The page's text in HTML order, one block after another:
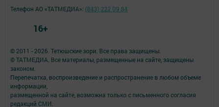
© 2011 - 2026. Тетюшские зори. Все права защищены.
© ТАТМЕДИА. Все материалы, размещенные на сайте, защищены
законом.
Перепечатка, воспроизведение и распространение в любом объеме
информации,
размещенной на сайте, возможна только с письменного согласия
редакций СМИ.
Телефон АО «ТАТМЕДИА»: (843) 222 09 84
16+